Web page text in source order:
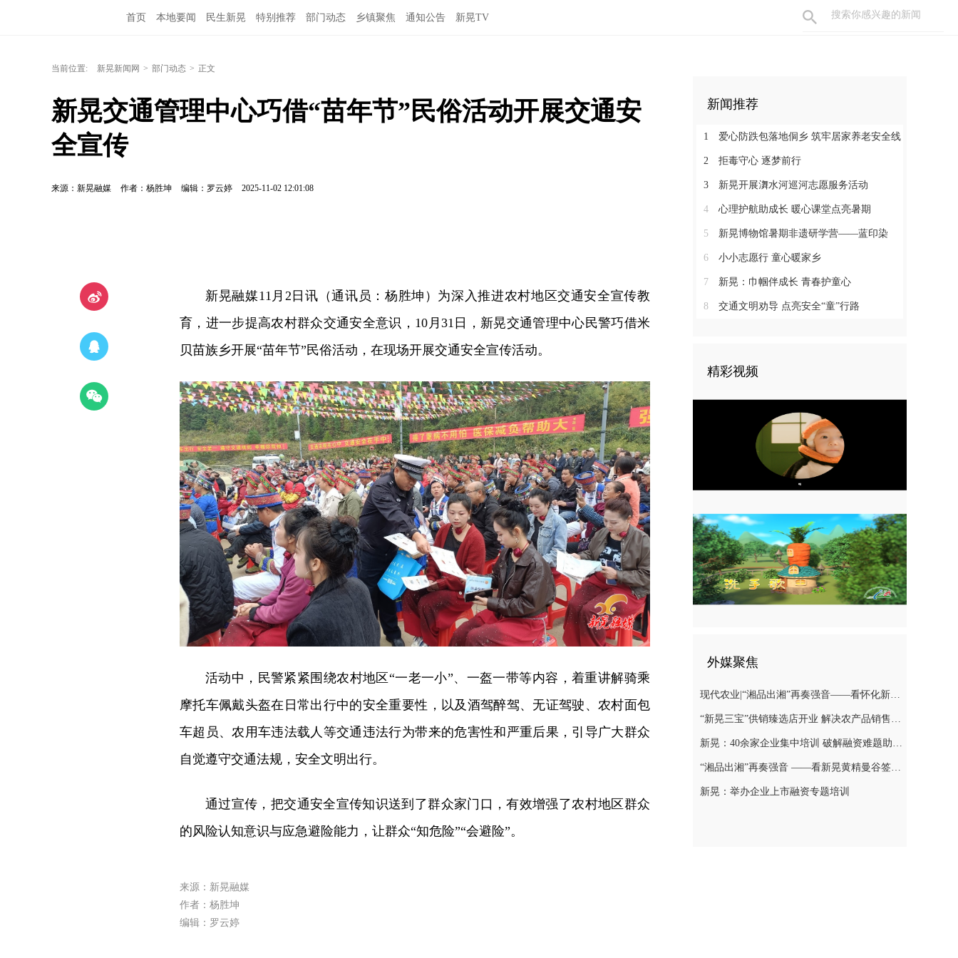
首页 本地要闻 民生新晃 特别推荐 部门动态 乡镇聚焦 通知公告 新晃TV
当前位置: 新晃新闻网 > 部门动态 > 正文
新晃交通管理中心巧借“苗年节”民俗活动开展交通安
全宣传
来源：新晃融媒 作者：杨胜坤 编辑：罗云婷 2025-11-02 12:01:08
新晃融媒11月2日讯（通讯员：杨胜坤）为深入推进农村地区交通安全宣传教
育，进一步提高农村群众交通安全意识，10月31日，新晃交通管理中心民警巧借米
贝苗族乡开展“苗年节”民俗活动，在现场开展交通安全宣传活动。
活动中，民警紧紧围绕农村地区“一老一小”、一盔一带等内容，着重讲解骑乘
摩托车佩戴头盔在日常出行中的安全重要性，以及酒驾醉驾、无证驾驶、农村面包
车超员、农用车违法载人等交通违法行为带来的危害性和严重后果，引导广大群众
自觉遵守交通法规，安全文明出行。
通过宣传，把交通安全宣传知识送到了群众家门口，有效增强了农村地区群众
的风险认知意识与应急避险能力，让群众“知危险”“会避险”。
来源：新晃融媒
作者：杨胜坤
编辑：罗云婷
新闻推荐
1 爱心防跌包落地侗乡 筑牢居家养老安全线
2 拒毒守心 逐梦前行
3 新晃开展㵲水河巡河志愿服务活动
4 心理护航助成长 暖心课堂点亮暑期
5 新晃博物馆暑期非遗研学营——蓝印染
6 小小志愿行 童心暖家乡
7 新晃：巾帼伴成长 青春护童心
8 交通文明劝导 点亮安全“童”行路
精彩视频
外媒聚焦
现代农业|“湘品出湘”再奏强音——看怀化新晃黄精曼谷签单背后的“强链密码”
“新晃三宝”供销臻选店开业 解决农产品销售难题
新晃：40余家企业集中培训 破解融资难题助力发展
“湘品出湘”再奏强音 ——看新晃黄精曼谷签单背后的“强链密码”
新晃：举办企业上市融资专题培训